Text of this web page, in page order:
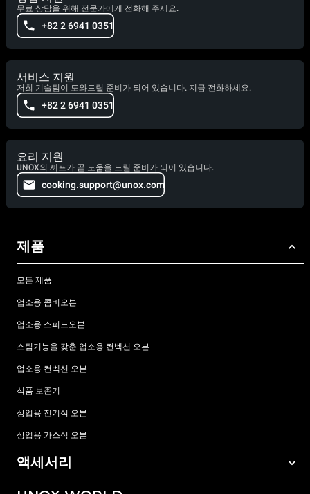
무료 상담을 위해 전문가에게 전화해 주세요.
+82 2 6941 0351
서비스 지원
저희 기술팀이 도와드릴 준비가 되어 있습니다. 지금 전화하세요.
+82 2 6941 0351
요리 지원
UNOX의 셰프가 곧 도움을 드릴 준비가 되어 있습니다.
cooking.support@unox.com
제품
모든 제품
업소용 콤비오븐
업소용 스피드오븐
스팀기능을 갖춘 업소용 컨벡션 오븐
업소용 컨벡션 오븐
식품 보존기
상업용 전기식 오븐
상업용 가스식 오븐
액세서리